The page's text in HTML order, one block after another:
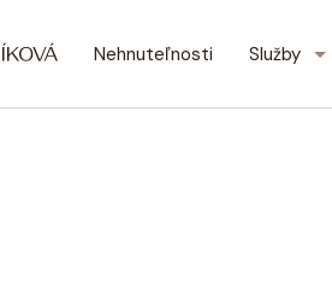
Nehnuteľnosti Služby